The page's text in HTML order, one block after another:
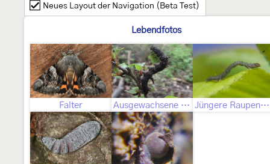
Neues Layout der Navigation (Beta Test)
Lebendfotos
Falter Ausgewachsene Raupe Jüngere Raupenstadien